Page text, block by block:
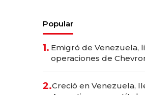
Popular
1. Emigró de Venezuela,
operaciones de
2.Creció en Venezuela,